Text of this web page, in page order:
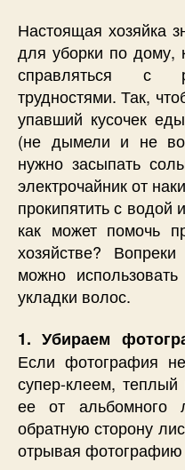
Настоящая хозяйка
для уборки по дому,
справляться с
трудностями. Так,
упавший кусочек
(не дымели и не
нужно засыпать
электрочайник от
прокипятить с водой
как может помочь
хозяйстве?
можно
укладки волос.
1. Убираем
Если фотография
супер-клеем, теплый
ее от альбомного
обратную сторону
отрывая фотографию